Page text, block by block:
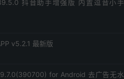
抖音助手增强版 内置逗音小手
v5.2.1 最新版
for Android 去广告无水